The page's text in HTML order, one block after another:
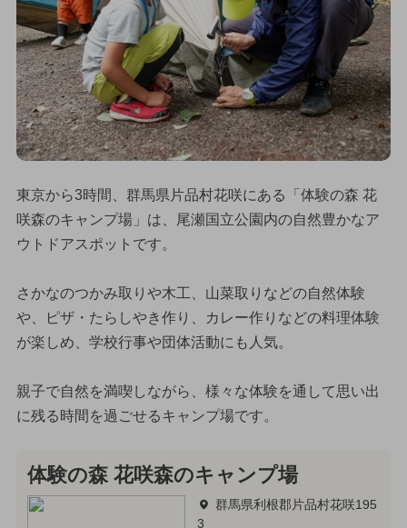
東京から3時間、群馬県片品村花咲にある「体験の森 花
咲森のキャンプ場」は、尾瀬国立公園内の自然豊かなア
ウトドアスポットです。
さかなのつかみ取りや木工、山菜取りなどの自然体験
や、ピザ・たらしやき作り、カレー作りなどの料理体験
が楽しめ、学校行事や団体活動にも人気。
親子で自然を満喫しながら、様々な体験を通して思い出
に残る時間を過ごせるキャンプ場です。
体験の森 花咲森のキャンプ場
群馬県利根郡片品村花咲195
3